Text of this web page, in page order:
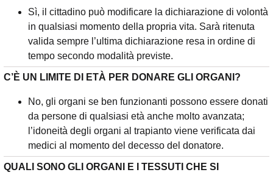
Sì, il cittadino può modificare la dichiarazione di volontà
in qualsiasi momento della propria vita. Sarà ritenuta
valida sempre l’ultima dichiarazione resa in ordine di
tempo secondo modalità previste.
C’È UN LIMITE DI ETÀ PER DONARE GLI ORGANI?
No, gli organi se ben funzionanti possono essere donati
da persone di qualsiasi età anche molto avanzata;
l’idoneità degli organi al trapianto viene verificata dai
medici al momento del decesso del donatore.
QUALI SONO GLI ORGANI E I TESSUTI CHE SI